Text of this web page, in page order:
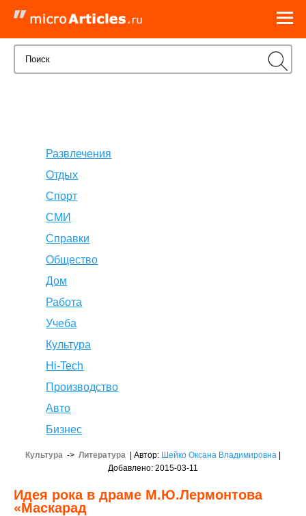
Развлечения
Отдых
Спорт
СМИ
Справки
Общество
Дом
Работа
Учеба
Культура
Hi-Tech
Производство
Авто
Бизнес
Культура -> Литература | Автор: Шейко Оксана Владимировна
Добавлено: 2015-03-11
Идея рока в драме М.Ю.Лермонтова
«Маскарад